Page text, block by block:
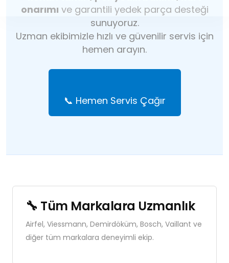
onarımı ve garantili yedek parça desteği
sunuyoruz.
Uzman ekibimizle hızlı ve güvenilir servis için
hemen arayın.
📞 Hemen Servis Çağır
🔧 Tüm Markalara Uzmanlık
Airfel, Viessmann, Demirdöküm, Bosch, Vaillant ve
diğer tüm markalara deneyimli ekip.